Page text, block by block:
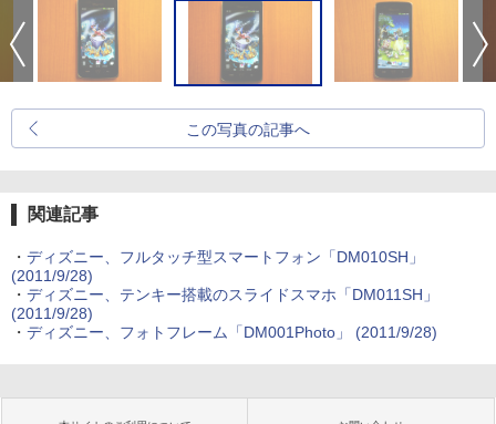
この写真の記事へ
関連記事
・ ディズニー、フルタッチ型スマートフォン「DM010SH」
(2011/9/28)
・ ディズニー、テンキー搭載のスライドスマホ「DM011SH」
(2011/9/28)
・ ディズニー、フォトフレーム「DM001Photo」 (2011/9/28)